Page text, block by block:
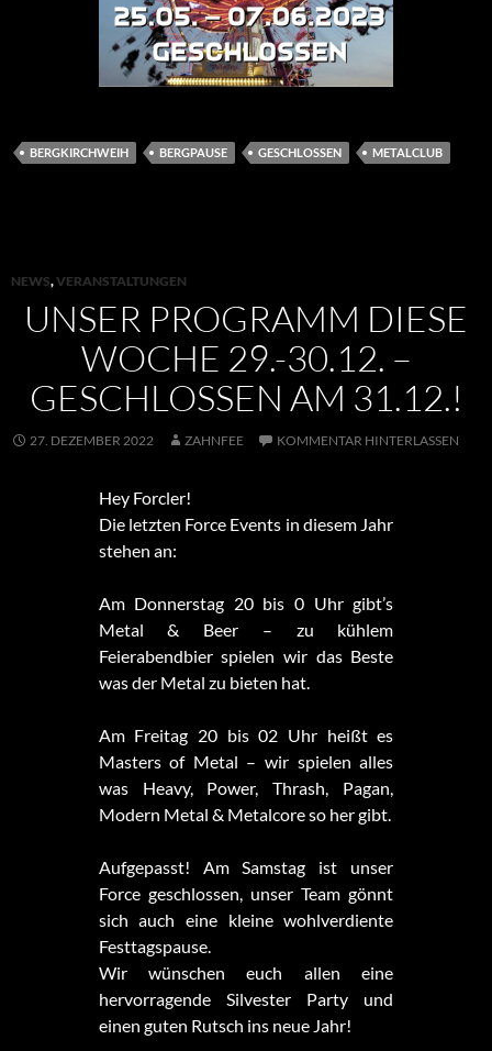
BERGKIRCHWEIH BERGPAUSE GESCHLOSSEN METALCLUB
NEWS,VERANSTALTUNGEN
UNSER PROGRAMM DIESE
WOCHE 29.-30.12. –
GESCHLOSSEN AM 31.12.!
27. DEZEMBER 2022 ZAHNFEE KOMMENTAR HINTERLASSEN
Hey Forcler!
Die letzten Force Events in diesem Jahr
stehen an:
Am Donnerstag 20 bis 0 Uhr gibt’s
Metal & Beer – zu kühlem
Feierabendbier spielen wir das Beste
was der Metal zu bieten hat.
Am Freitag 20 bis 02 Uhr heißt es
Masters of Metal – wir spielen alles
was Heavy, Power, Thrash, Pagan,
Modern Metal & Metalcore so her gibt.
Aufgepasst! Am Samstag ist unser
Force geschlossen, unser Team gönnt
sich auch eine kleine wohlverdiente
Festtagspause.
Wir wünschen euch allen eine
hervorragende Silvester Party und
einen guten Rutsch ins neue Jahr!